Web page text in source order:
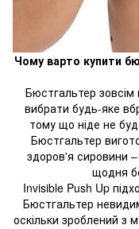
Чому варто купити
Бюстгальтер
вибрати будь-яке
тому що ніде не
Бюстгальтер
здоров'я сировини
щодня
Invisible Push Up
Бюстгальтер
оскільки зроблений з